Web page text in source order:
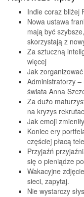
Indie coraz bliżej
Nowa ustawa
mają być
skorzystają z
Za sztuczną
więcej
Jak
Administratorzy
świata Anna
Za dużo
na kryzys
Jak emoji
Koniec ery
częściej płacą
Przyjaźń
się o pieniądze
Wakacyjne
sieci, zapytaj.
Nie wystarczy